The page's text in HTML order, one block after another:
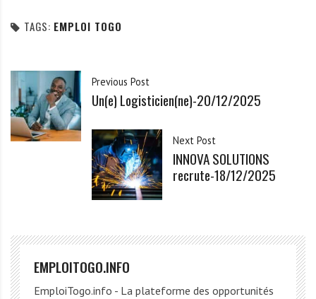
TAGS: EMPLOI TOGO
Previous Post
Un(e) Logisticien(ne)-20/12/2025
Next Post
INNOVA SOLUTIONS
recrute-18/12/2025
EMPLOITOGO.INFO
EmploiTogo.info - La plateforme des opportunités